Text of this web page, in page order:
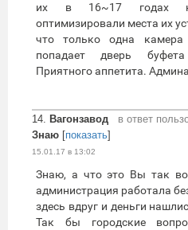
их в 16~17 годах
оптимизировали места их
что только одна камера
попадает дверь
Приятного аппетита.
14. Вагонзавод
в ответ
Знаю [показать]
15.01.17 в 13:02
Знаю, а что это Вы так
администрация работала
здесь вдруг и деньги
Так бы городские